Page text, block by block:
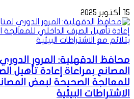
15 أكتوبر 2025
محافظ الدقهلية: المرور
المصانع بمراعاة إعادة تأهيل
للمعالجة الصحيحة لبعض
الاشتراطات البيئية